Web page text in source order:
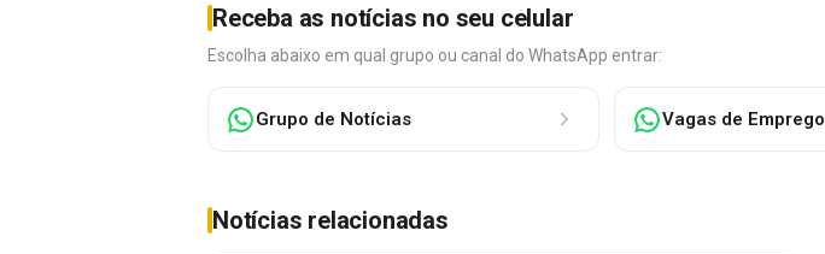
Receba as notícias no seu celular
Escolha abaixo em qual grupo ou canal do WhatsApp entrar:
Grupo de Notícias Vagas de Emprego
Notícias relacionadas